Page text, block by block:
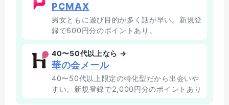
PCMAX
男女ともに遊び目的が多く話が早い。新規登
録で600円分のポイントあり。
40〜50代以上なら →
華の会メール
40〜50代以上限定の特化型だから出会いや
すい。新規登録で2,000円分のポイントあり